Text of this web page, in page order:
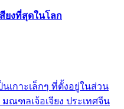
ยงที่สุดในโลก
เกาะเล็กๆ ที่ตั้งอยู่ในส่วน
ณฑลเจ้อเจียง ประเทศจีน